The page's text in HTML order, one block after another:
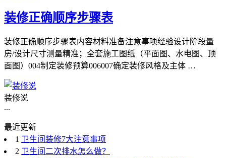
装修正确顺序步骤表
装修正确顺序步骤表内容材料准备注意事项经验设计阶段量
房/设计尺寸测量精准；全套施工图纸（平面图、水电图、顶
面图）004制定装修预算006007确定装修风格及主体 …
装修说
...
最近更新
1
卫生间装修7大注意事项
2
卫生间二次排水怎么做？